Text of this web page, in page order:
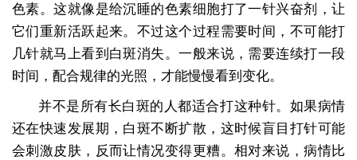
色素。这就像是给沉睡的色素细胞打了一针兴奋剂，让
它们重新活跃起来。不过这个过程需要时间，不可能打
几针就马上看到白斑消失。一般来说，需要连续打一段
时间，配合规律的光照，才能慢慢看到变化。
并不是所有长白斑的人都适合打这种针。如果病情
还在快速发展期，白斑不断扩散，这时候盲目打针可能
会刺激皮肤，反而让情况变得更糟。相对来说，病情比